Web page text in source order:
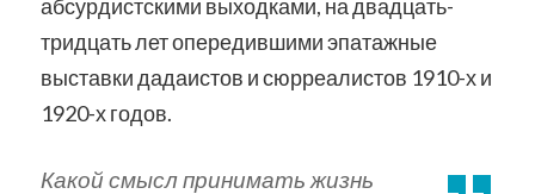
абсурдистскими выходками, на двадцать-
тридцать лет опередившими эпатажные
выставки дадаистов и сюрреалистов 1910-х и
1920-х годов.
Какой смысл принимать жизнь